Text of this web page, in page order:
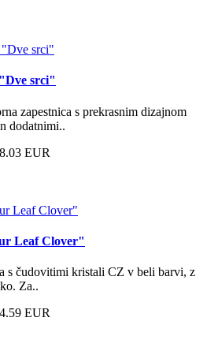
srci"
zapestnica s prekrasnim dizajnom
dodatnimi..
EUR
Leaf Clover"
s čudovitimi kristali CZ v beli barvi, z
Za..
EUR